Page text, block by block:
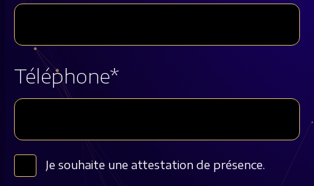
Téléphone*
Je souhaite une attestation de présence.